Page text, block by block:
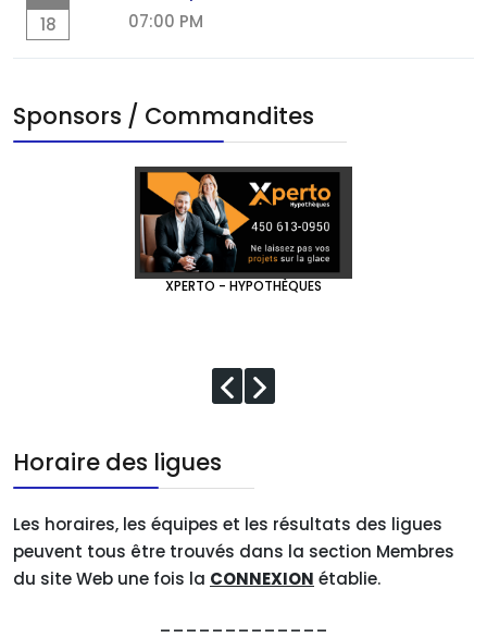
18
07:00 PM
Sponsors / Commandites
XPERTO - HYPOTHÈQUES
Horaire des ligues
Les horaires, les équipes et les résultats des ligues
peuvent tous être trouvés dans la section Membres
du site Web une fois la CONNEXION établie.